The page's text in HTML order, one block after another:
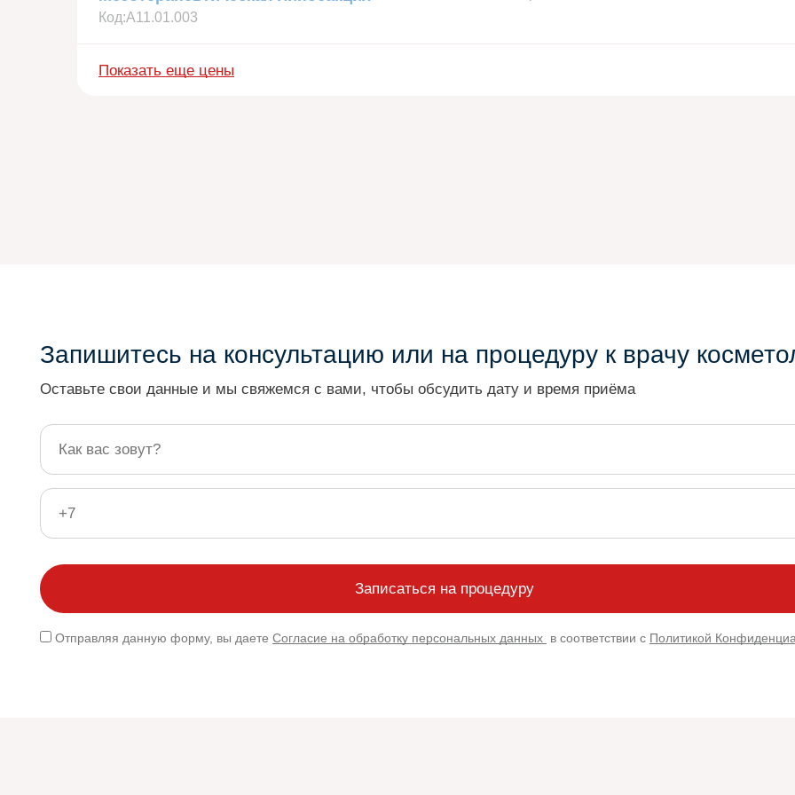
Код:А11.01.003
Показать еще цены
Запишитесь на консультацию или на процедуру к врачу
Оставьте свои данные и мы свяжемся с вами, чтобы обсудить дату и время приёма
Отправляя данную форму, вы даете Согласие на обработку персональных данных в соответствии с Политикой